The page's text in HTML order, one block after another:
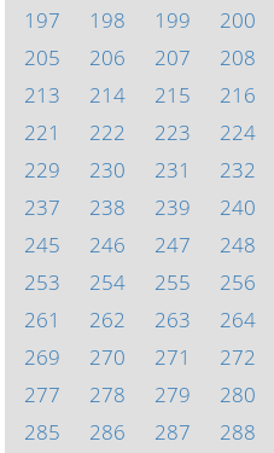
197
198 199 200
205
206 207 208
213
214 215 216
221
222 223 224
229
230 231 232
237
238 239 240
245
246 247 248
253
254 255 256
261
262 263 264
269
270 271 272
277
278 279 280
285
286 287 288